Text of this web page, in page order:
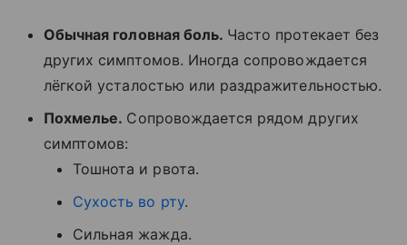
Обычная головная боль. Часто протекает без
других симптомов. Иногда сопровождается
лёгкой усталостью или раздражительностью.
Похмелье. Сопровождается рядом других
симптомов:
Тошнота и рвота.
Сухость во рту.
Сильная жажда.